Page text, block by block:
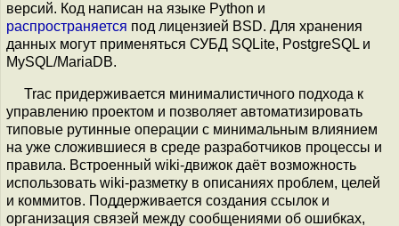
версий. Код написан на языке Python и
распространяется под лицензией BSD. Для хранения
данных могут применяться СУБД ​SQLite, ​PostgreSQL и ​
MySQL/MariaDB.
Trac придерживается минималистичного подхода к
управлению проектом и позволяет автоматизировать
типовые рутинные операции с минимальным влиянием
на уже сложившиеся в среде разработчиков процессы и
правила. Встроенный wiki-движок даёт возможность
использовать wiki-разметку в описаниях проблем, целей
и коммитов. Поддерживается создания ссылок и
организация связей между сообщениями об ошибках,